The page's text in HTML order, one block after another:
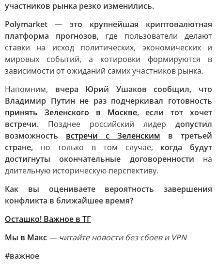
участников рынка резко изменились.
Polymarket — это крупнейшая криптовалютная
платформа прогнозов, где пользователи делают
ставки на исход политических, экономических и
мировых событий, а котировки формируются в
зависимости от ожиданий самих участников рынка.
Напомним, вчера Юрий Ушаков сообщил, что
Владимир Путин не раз подчеркивал готовность
принять Зеленского в Москве, если тот хочет
встречи. Позднее российский лидер допустил
возможность встречи с Зеленским в третьей
стране, но только в том случае, когда будут
достигнуты окончательные договоренности на
длительную историческую перспективу.
Как вы оцениваете вероятность завершения
конфликта в ближайшее время?
Осташко! Важное в ТГ
Мы в Макс — читайте новости без сбоев и VPN
#важное